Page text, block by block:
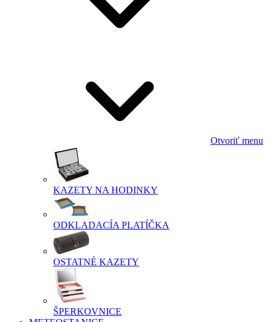
Otvoriť menu
KAZETY NA HODINKY
ODKLADACÍA PLATÍČKA
OSTATNÉ KAZETY
ŠPERKOVNICE